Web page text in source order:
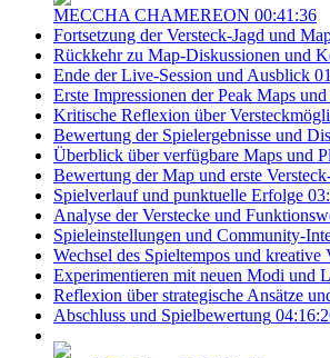
MECCHA CHAMEREON 00:41:36
Fortsetzung der Versteck-Jagd und
Rückkehr zu Map-Diskussionen und
Ende der Live-Session und Ausblick
Erste Impressionen der Peak Maps
Kritische Reflexion über
Bewertung der Spielergebnisse und
Überblick über verfügbare Maps und
Bewertung der Map und erste
Spielverlauf und punktuelle Erfolge
Analyse der Verstecke und
Spieleinstellungen und Community-
Wechsel des Spieltempos und kreative
Experimentieren mit neuen Modi und
Reflexion über strategische Ansätze
Abschluss und Spielbewertung